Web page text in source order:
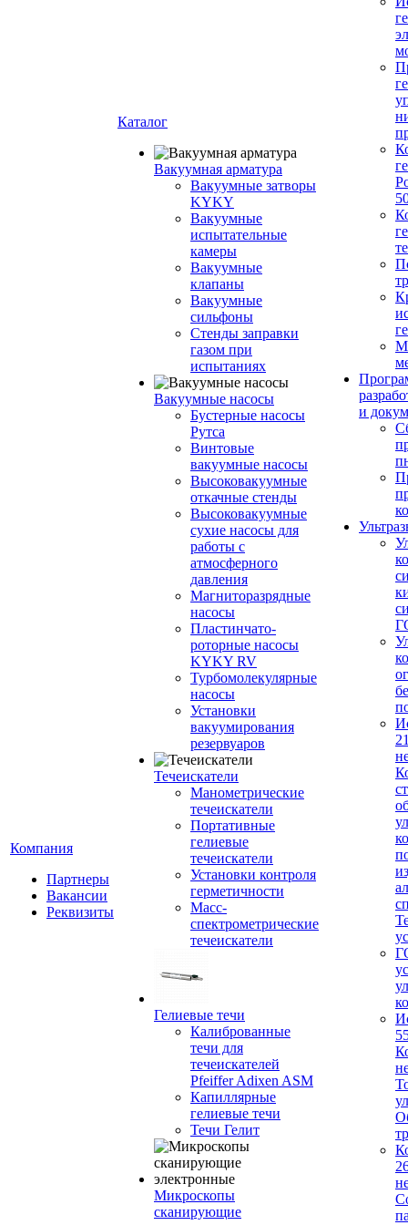
Компания
Партнеры
Вакансии
Реквизиты
Каталог
Вакуумная арматура
Вакуумные затворы
KYKY
Вакуумные
испытательные
камеры
Вакуумные
клапаны
Вакуумные
сильфоны
Стенды заправки
газом при
испытаниях
Вакуумные насосы
Бустерные насосы
Рутса
Винтовые
вакуумные насосы
Высоковакуумные
откачные стенды
Высоковакуумные
сухие насосы для
работы с
атмосферного
давления
Магниторазрядные
насосы
Пластинчато-
роторные насосы
KYKY RV
Турбомолекулярные
насосы
Установки
вакуумирования
резервуаров
Течеискатели
Манометрические
течеискатели
Портативные
гелиевые
течеискатели
Установки контроля
герметичности
Масс-
спектрометрические
течеискатели
Гелиевые течи
Калиброванные
течи для
течеискателей
Pfeiffer Adixen ASM
Капиллярные
гелиевые течи
Течи Гелит
Микроскопы
сканирующие
и